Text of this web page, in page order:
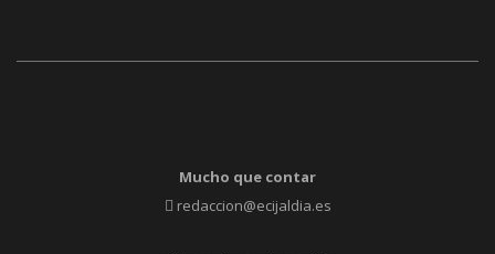
Mucho que contar
redaccion@ecijaldia.es